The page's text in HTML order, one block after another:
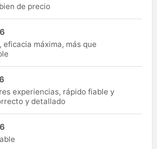
de precio
eficacia máxima, más que
experiencias, rápido fiable y
y detallado